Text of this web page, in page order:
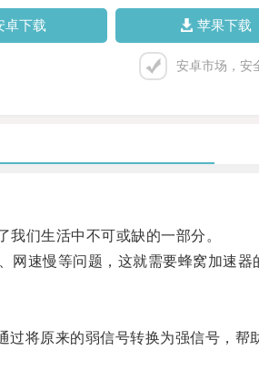
卓下载 苹果下载
安卓市场，安
们生活中不可或缺的一部分。
速慢等问题，这就需要蜂窝加速器
原来的弱信号转换为强信号，帮